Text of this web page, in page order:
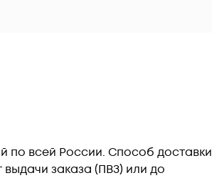
по всей России. Способ доставки
заказа (ПВЗ) или до